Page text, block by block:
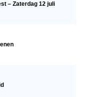
– Zaterdag 12 juli